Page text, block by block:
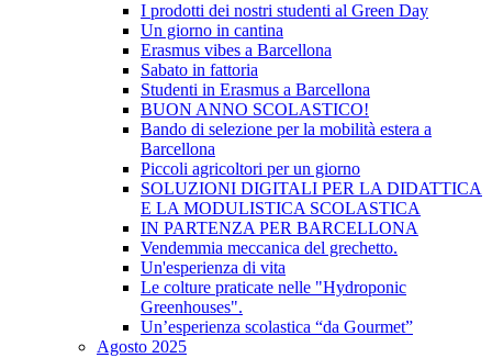
I prodotti dei nostri studenti al Green Day
Un giorno in cantina
Erasmus vibes a Barcellona
Sabato in fattoria
Studenti in Erasmus a Barcellona
BUON ANNO SCOLASTICO!
Bando di selezione per la mobilità estera a
Barcellona
Piccoli agricoltori per un giorno
SOLUZIONI DIGITALI PER LA DIDATTICA
E LA MODULISTICA SCOLASTICA
IN PARTENZA PER BARCELLONA
Vendemmia meccanica del grechetto.
Un'esperienza di vita
Le colture praticate nelle "Hydroponic
Greenhouses".
Un’esperienza scolastica “da Gourmet”
Agosto 2025